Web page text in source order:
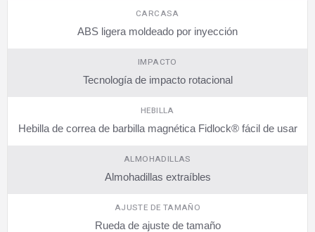
CARCASA
ABS ligera moldeado por inyección
IMPACTO
Tecnología de impacto rotacional
HEBILLA
Hebilla de correa de barbilla magnética Fidlock® fácil de usar
ALMOHADILLAS
Almohadillas extraíbles
AJUSTE DE TAMAÑO
Rueda de ajuste de tamaño